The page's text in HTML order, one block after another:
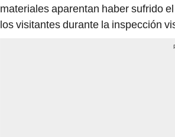
materiales aparentan haber sufrido
los visitantes durante la inspección